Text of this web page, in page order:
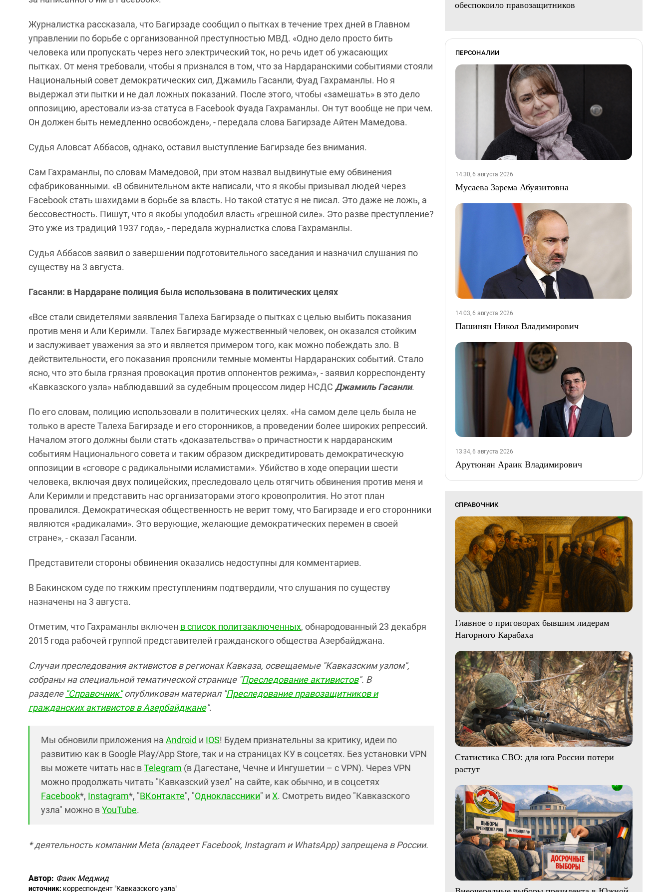
Журналистка рассказала, что Багирзаде сообщил о пытках в течение трех дней в Главном
управлении по борьбе с организованной преступностью МВД. «Одно дело просто бить
человека или пропускать через него электрический ток, но речь идет об ужасающих
пытках. От меня требовали, чтобы я признался в том, что за Нардаранскими событиями стояли
Национальный совет демократических сил, Джамиль Гасанли, Фуад Гахраманлы. Но я
выдержал эти пытки и не дал ложных показаний. После этого, чтобы «замешать» в это дело
оппозицию, арестовали из-за статуса в Facebook Фуада Гахраманлы. Он тут вообще не при чем.
Он должен быть немедленно освобожден», - передала слова Багирзаде Айтен Мамедова.
Судья Аловсат Аббасов, однако, оставил выступление Багирзаде без внимания.
Сам Гахраманлы, по словам Мамедовой, при этом назвал выдвинутые ему обвинения
сфабрикованными. «В обвинительном акте написали, что я якобы призывал людей через
Facebook стать шахидами в борьбе за власть. Но такой статус я не писал. Это даже не ложь, а
бессовестность. Пишут, что я якобы уподобил власть «грешной силе». Это разве преступление?
Это уже из традиций 1937 года», - передала журналистка слова Гахраманлы.
Судья Аббасов заявил о завершении подготовительного заседания и назначил слушания по
существу на 3 августа.
Гасанли: в Нардаране полиция была использована в политических целях
«Все стали свидетелями заявления Талеха Багирзаде о пытках с целью выбить показания
против меня и Али Керимли. Талех Багирзаде мужественный человек, он оказался стойким
и заслуживает уважения за это и является примером того, как можно побеждать зло. В
действительности, его показания прояснили темные моменты Нардаранских событий. Стало
ясно, что это была грязная провокация против оппонентов режима», - заявил корреспонденту
«Кавказского узла» наблюдавший за судебным процессом лидер НСДС Джамиль Гасанли.
По его словам, полицию использовали в политических целях. «На самом деле цель была не
только в аресте Талеха Багирзаде и его сторонников, а проведении более широких репрессий.
Началом этого должны были стать «доказательства» о причастности к нардаранским
событиям Национального совета и таким образом дискредитировать демократическую
оппозиции в «сговоре с радикальными исламистами». Убийство в ходе операции шести
человека, включая двух полицейских, преследовало цель отягчить обвинения против меня и
Али Керимли и представить нас организаторами этого кровопролития. Но этот план
провалился. Демократическая общественность не верит тому, что Багирзаде и его сторонники
являются «радикалами». Это верующие, желающие демократических перемен в своей
стране», - сказал Гасанли.
Представители стороны обвинения оказались недоступны для комментариев.
В Бакинском суде по тяжким преступлениям подтвердили, что слушания по существу
назначены на 3 августа.
Отметим, что Гахраманлы включен в список политзаключенных, обнародованный 23 декабря
2015 года рабочей группой представителей гражданского общества Азербайджана.
Случаи преследования активистов в регионах Кавказа, освещаемые "Кавказским узлом",
собраны на специальной тематической странице "Преследование активистов". В
разделе "Справочник"опубликован материал "Преследование правозащитников и
гражданских активистов в Азербайджане".
Мы обновили приложения на Android и IOS! Будем признательны за критику, идеи по
развитию как в Google Play/App Store, так и на страницах КУ в соцсетях. Без установки VPN
вы можете читать нас вTelegram (в Дагестане, Чечне и Ингушетии – с VPN). Через VPN
можно продолжать читать "Кавказский узел" на сайте, как обычно, и в соцсетях
Facebook*, Instagram*, "ВКонтакте", "Одноклассники" и X. Смотреть видео "Кавказского
узла" можно вYouTube.
* деятельность компании Meta (владеет Facebook, Instagram и WhatsApp) запрещена в России.
Автор: Фаик Меджид
источник: корреспондент "Кавказского узла"
обеспокоило правозащитников
ПЕРСОНАЛИИ
14:30, 6 августа 2026
Мусаева Зарема Абуязитовна
14:03, 6 августа 2026
Пашинян Никол Владимирович
13:34, 6 августа 2026
Арутюнян Араик Владимирович
СПРАВОЧНИК
Главное о приговорах бывшим лидерам
Нагорного Карабаха
Статистика СВО: для юга России потери
растут